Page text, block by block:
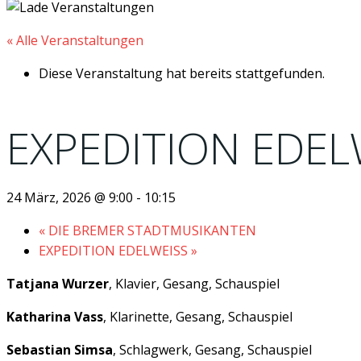
« Alle Veranstaltungen
Diese Veranstaltung hat bereits stattgefunden.
EXPEDITION
24 März, 2026 @ 9:00 - 10:15
« DIE BREMER STADTMUSIKANTEN
EXPEDITION EDELWEISS »
Tatjana Wurzer, Klavier, Gesang, Schauspiel
Katharina Vass, Klarinette, Gesang, Schauspiel
Sebastian Simsa, Schlagwerk, Gesang, Schauspiel